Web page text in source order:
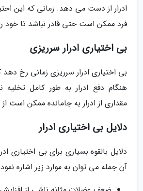
ادرار از دست می دهد. زمانی که این
فرد ممکن است حتی قادر نباشد تا خود
بی اختیاری ادرار سرریزی
بی اختیاری ادرار سرریزی زمانی رخ دهد
هنگام دفع ادرار به طور کامل تخلیه
مقداری از ادرار به جامانده ممکن است
دلایل بی اختیاری ادرار
دلایل بالقوه بسیاری برای بی اختیاری
آن جمله می توان به موارد زیر اشاره